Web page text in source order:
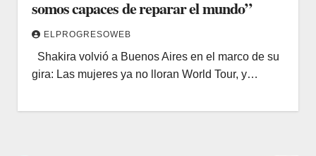
somos capaces de reparar el mundo”
ELPROGRESOWEB
Shakira volvió a Buenos Aires en el marco de su
gira: Las mujeres ya no lloran World Tour, y…